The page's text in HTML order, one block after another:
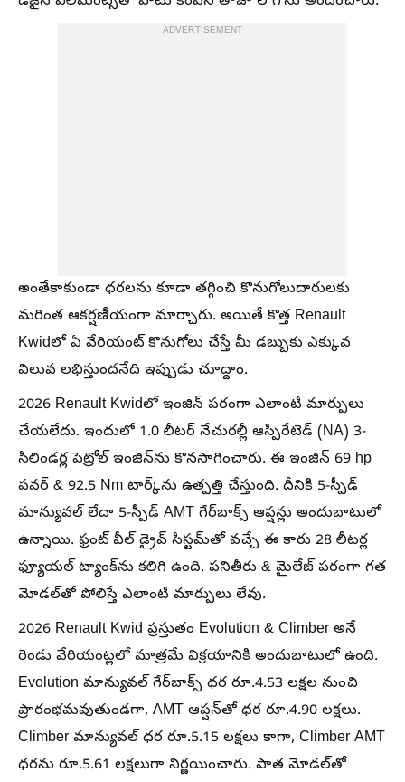
ADVERTISEMENT
అంతేకాకుండా ధరలను కూడా తగ్గించి కొనుగోలుదారులకు
మరింత ఆకర్షణీయంగా మార్చారు. అయితే కొత్త Renault
Kwidలో ఏ వేరియంట్ కొనుగోలు చేస్తే మీ డబ్బుకు ఎక్కువ
విలువ లభిస్తుందనేది ఇప్పుడు చూద్దాం.
2026 Renault Kwidలో ఇంజిన్ పరంగా ఎలాంటి మార్పులు
చేయలేదు. ఇందులో 1.0 లీటర్ నేచురల్లీ ఆస్పిరేటెడ్ (NA) 3-
సిలిండర్ల పెట్రోల్ ఇంజిన్‌ను కొనసాగించారు. ఈ ఇంజిన్ 69 hp
పవర్ & 92.5 Nm టార్క్‌ను ఉత్పత్తి చేస్తుంది. దీనికి 5-స్పీడ్
మాన్యువల్‌ లేదా 5-స్పీడ్ AMT గేర్‌బాక్స్ ఆప్షన్లు అందుబాటులో
ఉన్నాయి. ఫ్రంట్ వీల్ డ్రైవ్ సిస్టమ్‌తో వచ్చే ఈ కారు 28 లీటర్ల
ఫ్యూయల్ ట్యాంక్‌ను కలిగి ఉంది. పనితీరు & మైలేజ్ పరంగా గత
మోడల్‌తో పోలిస్తే ఎలాంటి మార్పులు లేవు.
2026 Renault Kwid ప్రస్తుతం Evolution & Climber అనే
రెండు వేరియంట్లలో మాత్రమే విక్రయానికి అందుబాటులో ఉంది.
Evolution మాన్యువల్‌ గేర్‌బాక్స్ ధర రూ.4.53 లక్షల నుంచి
ప్రారంభమవుతుండగా, AMT ఆప్షన్‌తో ధర రూ.4.90 లక్షలు.
Climber మాన్యువల్‌ ధర రూ.5.15 లక్షలు కాగా, Climber AMT
ధరను రూ.5.61 లక్షలుగా నిర్ణయించారు. పాత మోడల్‌తో